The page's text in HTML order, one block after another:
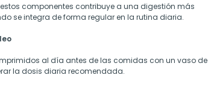
componentes contribuye a una digestión más
se integra de forma regular en la rutina diaria.
al día antes de las comidas con un vaso de
la dosis diaria recomendada.